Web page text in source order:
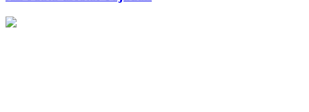
Atas
Sajadah